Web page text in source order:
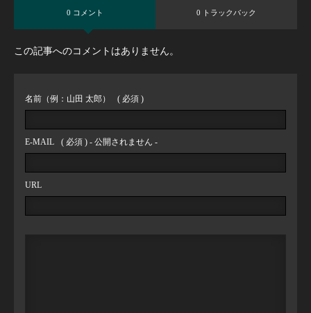
0 コメント 0 トラックバック
この記事へのコメントはありません。
名前（例：山田 太郎） ( 必須 )
E-MAIL ( 必須 ) - 公開されません -
URL